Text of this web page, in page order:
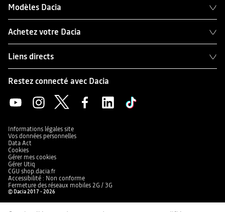
Modèles Dacia
Achetez votre Dacia
Liens directs
Restez connecté avec Dacia
Informations légales site
Vos données personnelles
Data Act
Cookies
Gérer mes cookies
Gérer Utiq
CGU shop.dacia.fr
Accessibilité : Non conforme
Fermeture des réseaux mobiles 2G / 3G
© Dacia 2017 - 2026